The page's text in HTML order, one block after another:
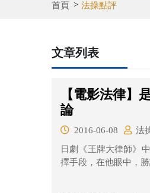
首頁 法操點評
文章列表
【電影法律】
論
2016-06-08
法
日劇《王牌大律師》
擇手段，在他眼中，